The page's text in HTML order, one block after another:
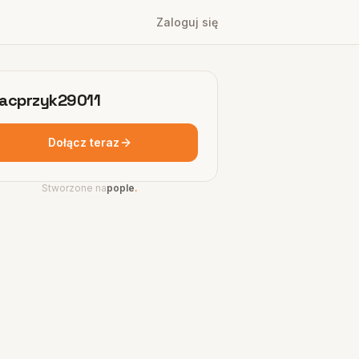
Zaloguj się
Dołącz teraz
Stworzone napople.